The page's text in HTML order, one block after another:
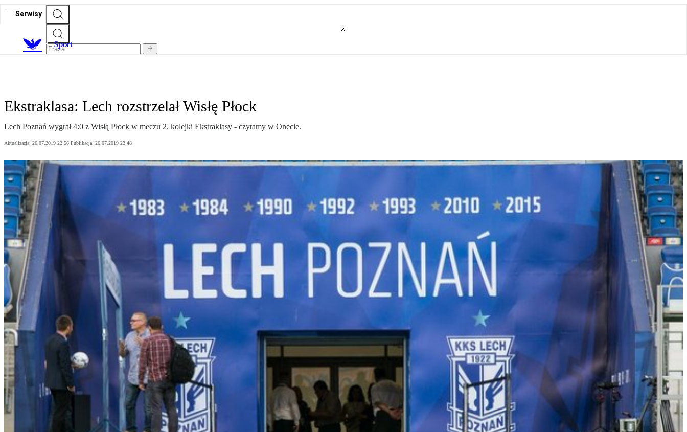
Serwisy
Sport
Ekstraklasa: Lech rozstrzelał Wisłę Płock
Lech Poznań wygrał 4:0 z Wisłą Płock w meczu 2. kolejki Ekstraklasy - czytamy w Onecie.
Aktualizacja: 26.07.2019 22:56 Publikacja: 26.07.2019 22:48